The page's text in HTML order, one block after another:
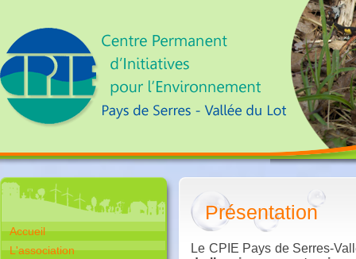
Accueil
L'association
Présentation
Le CPIE Pays de Serres-